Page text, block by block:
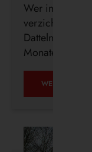
Wer im Alter
verzichtet,
Datteln
Monate.
WEITERLESEN …